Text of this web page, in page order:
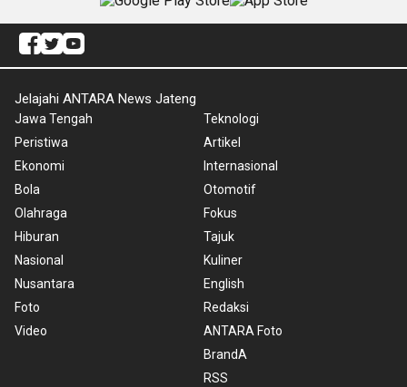
Jelajahi ANTARA News Jateng
Jawa Tengah
Peristiwa
Ekonomi
Bola
Olahraga
Hiburan
Nasional
Nusantara
Foto
Video
Teknologi
Artikel
Internasional
Otomotif
Fokus
Tajuk
Kuliner
English
Redaksi
ANTARA Foto
BrandA
RSS